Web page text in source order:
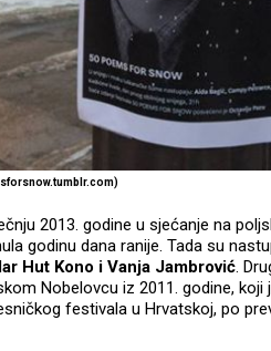
2013. godine u sjećanje na
godinu dana ranije. Tada su
Hut Kono i Vanja Jambrović.
Nobelovcu iz 2011. godine, koji
festivala u Hrvatskoj, po